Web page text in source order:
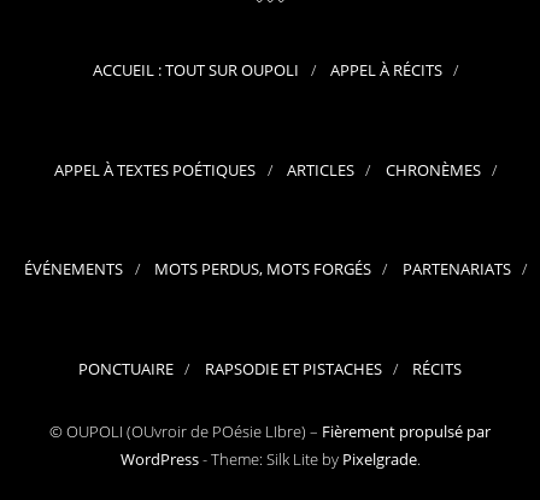
ACCUEIL : TOUT SUR OUPOLI APPEL À RÉCITS
APPEL À TEXTES POÉTIQUES ARTICLES CHRONÈMES
ÉVÉNEMENTS MOTS PERDUS, MOTS FORGÉS PARTENARIATS
PONCTUAIRE RAPSODIE ET PISTACHES RÉCITS
© OUPOLI (OUvroir de POésie LIbre) – Fièrement propulsé par
WordPress-Theme: Silk Lite by Pixelgrade.